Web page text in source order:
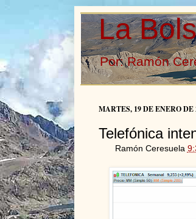
La
Por: Ramón
MARTES, 19 DE ENERO DE
Telefónica
Ramón Ceresuela